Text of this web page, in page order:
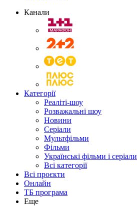
Канали
Категорії
Реаліті-шоу
Розважальні шоу
Новини
Серіали
Мультфільми
Фільми
Українські фільми і серіали
Всі категорії
Всі проєкти
Онлайн
ТБ програма
Еще